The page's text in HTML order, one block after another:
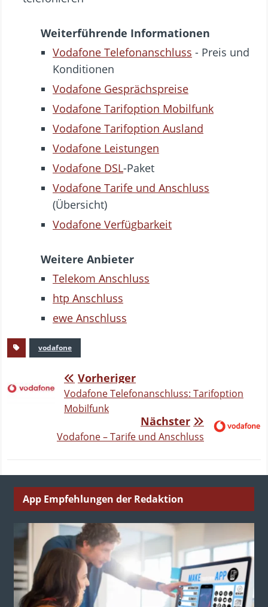
Weiterführende Informationen
Vodafone Telefonanschluss - Preis und
Konditionen
Vodafone Gesprächspreise
Vodafone Tarifoption Mobilfunk
Vodafone Tarifoption Ausland
Vodafone Leistungen
Vodafone DSL-Paket
Vodafone Tarife und Anschluss
(Übersicht)
Vodafone Verfügbarkeit
Weitere Anbieter
Telekom Anschluss
htp Anschluss
ewe Anschluss
vodafone
Vorheriger
Vodafone Telefonanschluss: Tarifoption
Mobilfunk
Nächster
Vodafone – Tarife und Anschluss
App Empfehlungen der Redaktion